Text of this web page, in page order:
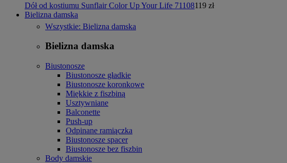
Dół od kostiumu Sunflair Color Up Your Life 71108119 zł
Bielizna damska
Wszystkie: Bielizna damska
Bielizna damska
Biustonosze
Biustonosze gładkie
Biustonosze koronkowe
Miękkie z fiszbiną
Usztywniane
Balconette
Push-up
Odpinane ramiączka
Biustonosze spacer
Biustonosze bez fiszbin
Body damskie